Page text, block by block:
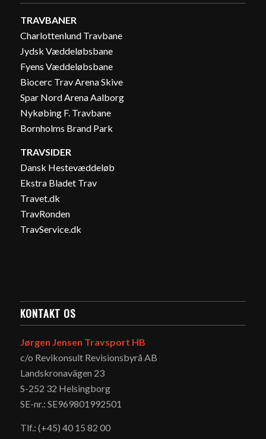
TRAVBANER
Charlottenlund Travbane
Jydsk Væddeløbsbane
Fyens Væddeløbsbane
Biocerc Trav Arena Skive
Spar Nord Arena Aalborg
Nykøbing F. Travbane
Bornholms Brand Park
TRAVSIDER
Dansk Hestevæddeløb
Ekstra Bladet Trav
Travet.dk
TravRonden
TravService.dk
KONTAKT OS
Jørgen Jensen Travsport HB
c/o Revikonsult Revisionsbyrå AB
Landskronavägen 23
S-252 32 Helsingborg
SE-nr.: SE969801992501
Tlf.: (+45) 40 15 82 00